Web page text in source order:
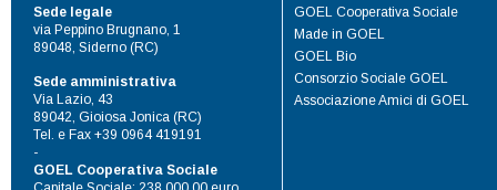
Sede legale
via Peppino Brugnano, 1
89048, Siderno (RC)
Sede amministrativa
Via Lazio, 43
89042, Gioiosa Jonica (RC)
Tel. e Fax +39 0964 419191
-
GOEL Cooperativa Sociale
GOEL Cooperativa Sociale
Made in GOEL
GOEL Bio
Consorzio Sociale GOEL
Associazione Amici di GOEL